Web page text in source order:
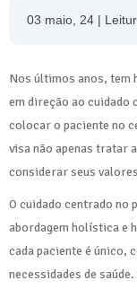
03 maio, 24 |
Nos últimos anos, tem
em direção ao cuidado
colocar o paciente no
visa não apenas tratar
considerar seus
O cuidado centrado no
abordagem holística e
cada paciente é único,
necessidades de